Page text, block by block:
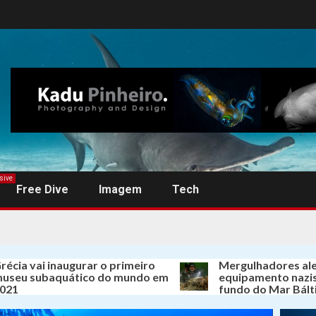
Free Dive Imagem Tech
inaugurar o primeiro
do mundo em
Mergulhadores alemães
equipamento nazista
fundo do Mar Báltico